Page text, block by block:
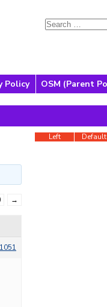
Policy OSM (Parent
Default
Left
→